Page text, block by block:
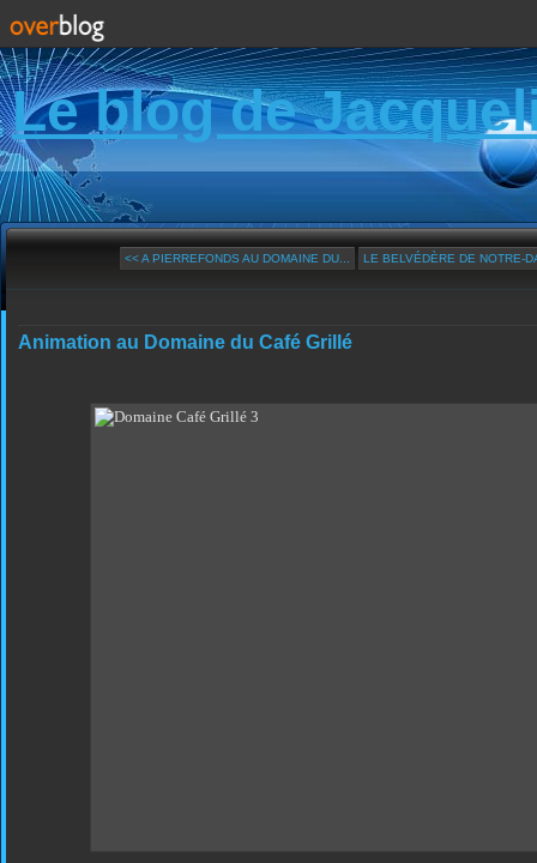
Le blog de
<< A PIERREFONDS AU DOMAINE DU... LE BELVÉDÈRE DE NOTRE-
Animation au Domaine du Café Grillé